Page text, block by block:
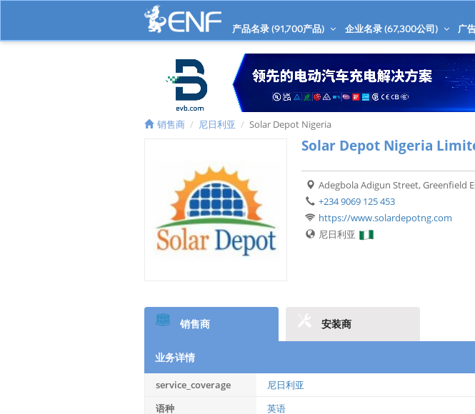
产品名录 (91,700产品) 企业名录 (67,300公司) 广
销售商 尼日利亚 Solar Depot Nigeria
Solar Depot Nigeria
Adegbola Adigun Street, Greenfield
+234 9069 125 453
https://www.solardepotng.com
尼日利亚
销售商 安装商
业务详情
service_coverage
尼日利亚
语种
英语